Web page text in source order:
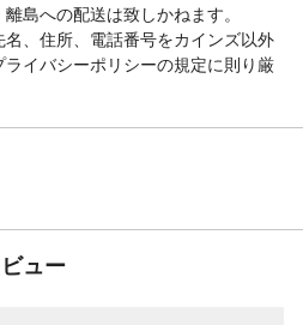
島への配送は致しかねます。
、住所、電話番号をカインズ以外
イバシーポリシーの規定に則り厳
ュー